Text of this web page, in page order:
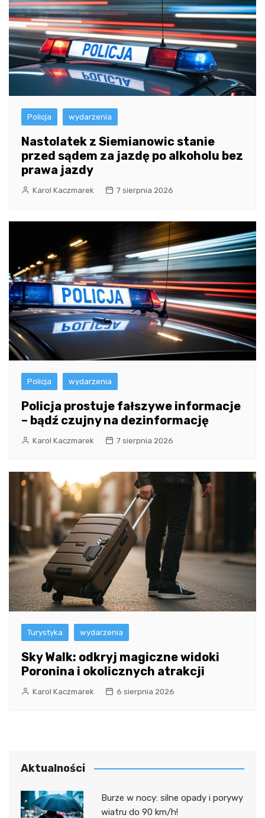
Policja wydarzenia
Nastolatek z Siemianowic stanie
przed sądem za jazdę po alkoholu bez
prawa jazdy
Karol Kaczmarek 7 sierpnia 2026
Policja wydarzenia
Policja prostuje fałszywe informacje
– bądź czujny na dezinformację
Karol Kaczmarek 7 sierpnia 2026
Turystyka wydarzenia
Sky Walk: odkryj magiczne widoki
Poronina i okolicznych atrakcji
Karol Kaczmarek 6 sierpnia 2026
Aktualności
Burze w nocy: silne opady i porywy
wiatru do 90 km/h!